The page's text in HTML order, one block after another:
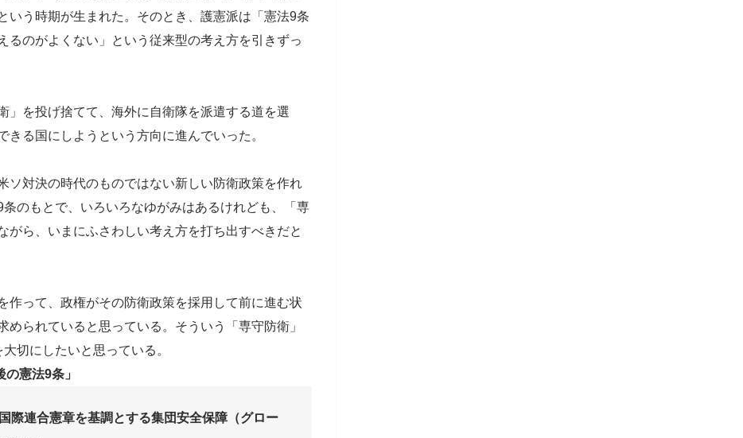
いう時期が生まれた。そのとき、護憲派は「憲法9条
るのがよくない」という従来型の考え方を引きずっ
」を投げ捨てて、海外に自衛隊を派遣する道を選
きる国にしようという方向に進んでいった。
ソ対決の時代のものではない新しい防衛政策を作れ
のもとで、いろいろなゆがみはあるけれども、「専
がら、いまにふさわしい考え方を打ち出すべきだと
作って、政権がその防衛政策を採用して前に進む状
められていると思っている。そういう「専守防衛」
切にしたいと思っている。
憲法9条」
国際連合憲章を基調とする集団安全保障（グロー